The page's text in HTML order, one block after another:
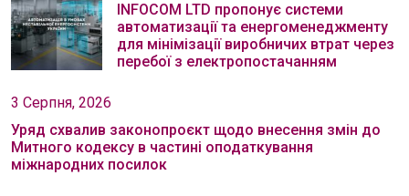
INFOCOM LTD пропонує системи
автоматизації та енергоменеджменту
для мінімізації виробничих втрат через
перебої з електропостачанням
3 Серпня, 2026
Уряд схвалив законопроєкт щодо внесення змін до
Митного кодексу в частині оподаткування
міжнародних посилок